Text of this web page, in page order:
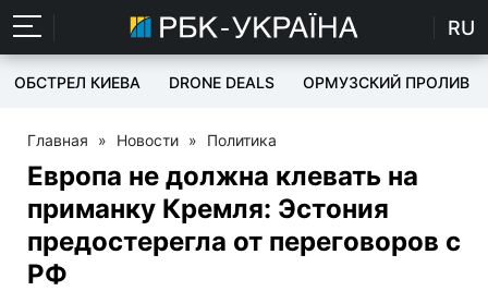
RU
ОБСТРЕЛ КИЕВА DRONE DEALS ОРМУЗСКИЙ ПРОЛИВ
Главная » Новости » Политика
Европа не должна клевать на
приманку Кремля: Эстония
предостерегла от переговоров с
РФ